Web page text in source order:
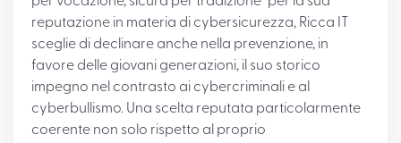
reputazione in materia di cybersicurezza, Ricca IT
sceglie di declinare anche nella prevenzione, in
favore delle giovani generazioni, il suo storico
impegno nel contrasto ai cybercriminali e al
cyberbullismo. Una scelta reputata particolarmente
coerente non solo rispetto al proprio